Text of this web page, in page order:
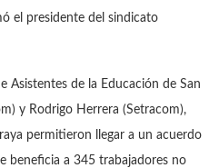
el presidente del sindicato
Asistentes de la Educación de San
y Rodrigo Herrera (Setracom),
permitieron llegar a un acuerdo
beneficia a 345 trabajadores no